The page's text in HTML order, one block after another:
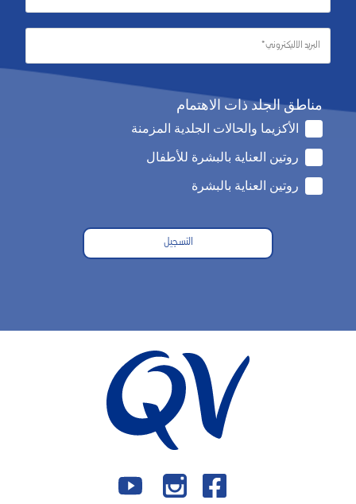
مناطق الجلد ذات الاهتمام
الأكزيما والحالات الجلدية المزمنة
روتين العناية بالبشرة للأطفال
روتين العناية بالبشرة
التسجيل